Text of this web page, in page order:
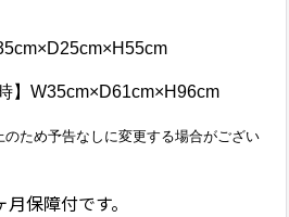
ため予告なしに変更する場合がござい
保障付です。